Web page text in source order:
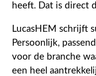
heeft. Dat is direct
LucasHEM schrijft
Persoonlijk,
voor de branche
een heel